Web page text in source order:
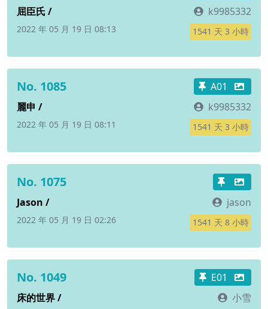
屈臣氏 /
k9985332
2022 年 05 月 19 日 08:13 1541 天 3 小時
No. 1085
A01
麗申 /
k9985332
2022 年 05 月 19 日 08:11 1541 天 3 小時
No. 1075
Jason / jason
2022 年 05 月 19 日 02:26 1541 天 8 小時
No. 1049
E01
床的世界 /
小雪